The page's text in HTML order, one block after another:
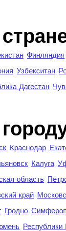
Финляндия
Узбекситан
Дагестан
Краснодар
Калуга
область
край
Гродно
Республики